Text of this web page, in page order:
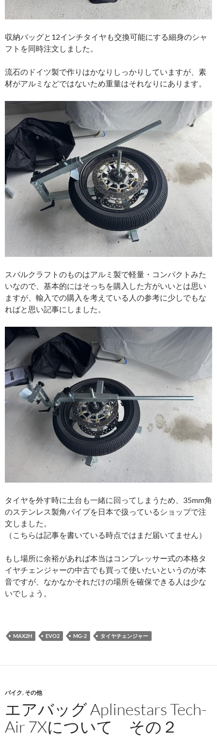
収納バッグと12インチタイヤも交換可能にする細身のシャ
フトを同時注文しました。
流石のドイツ製で作りはかなりしっかりしていますが、素
材がアルミなどではないため重量はそれなりにあります。
スバルクラフトのものはアルミ製で軽量・コンパクトみた
いなので、基本的にはそっちを購入した方がいいとは思い
ますが、輸入での購入を考えている人の参考に少しでもな
ればと思い記事にしました。
タイヤを外す時に土台も一緒に回ってしまうため、35mm角
のステンレス製角パイプを日本で扱っているショップで注
文しました。
（こちらは記事を書いている時点ではまだ届いてません）
もし場所に余裕があれば本当はコンプレッサー式の本格タ
イヤチェンジャーの中古でも買って使いたいというのが本
音ですが、なかなかそれだけの場所を確保できる人は少な
いでしょう。
MAX2H EVO2 MG-2 タイヤチェンジャー
バイク, その他
エアバッグ Aplinestars Tech-
Air 7Xについて その２